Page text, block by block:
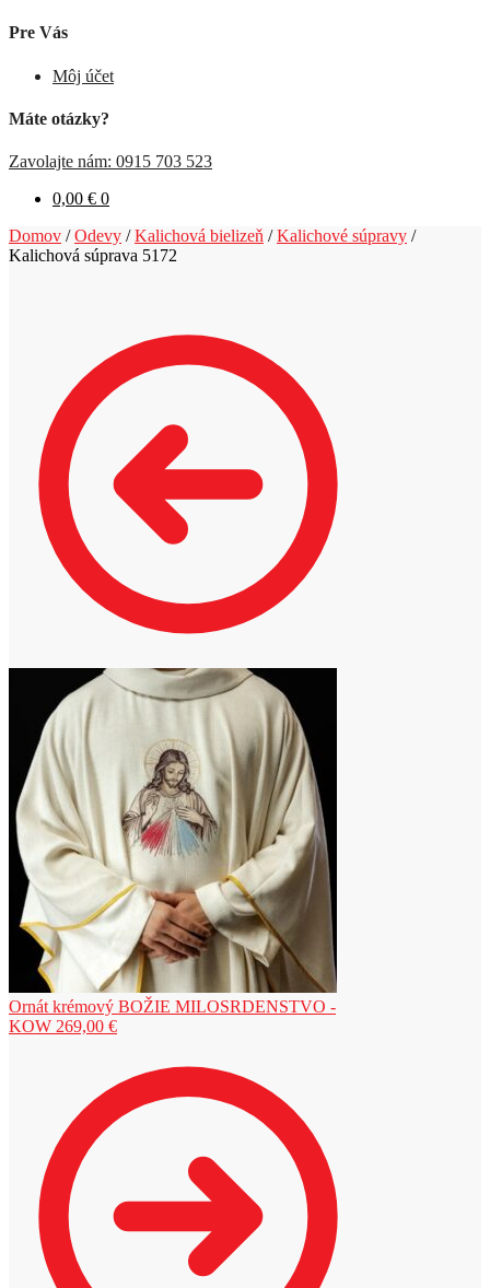
Pre Vás
Môj účet
Máte otázky?
Zavolajte nám: 0915 703 523
0,00 € 0
Domov /Odevy /Kalichová bielizeň /Kalichové súpravy /
Kalichová súprava 5172
Ornát krémový BOŽIE MILOSRDENSTVO -
KOW 269,00 €